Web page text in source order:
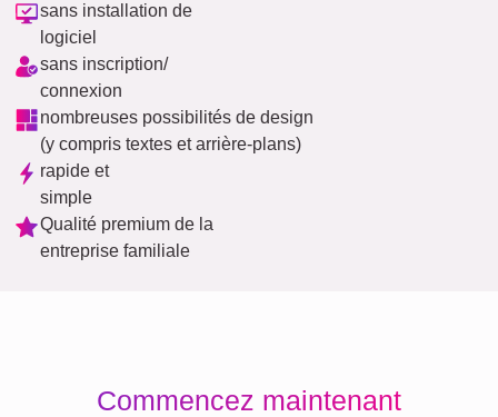
sans installation de
logiciel
sans inscription/
connexion
nombreuses possibilités de design
(y compris textes et arrière-plans)
rapide et
simple
Qualité premium de la
entreprise familiale
Commencez maintenant